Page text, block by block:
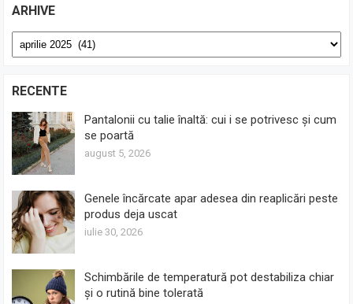
ARHIVE
Arhive
RECENTE
Pantalonii cu talie înaltă: cui i se potrivesc și cum
se poartă
august 5, 2026
Genele încărcate apar adesea din reaplicări peste
produs deja uscat
iulie 30, 2026
Schimbările de temperatură pot destabiliza chiar
și o rutină bine tolerată